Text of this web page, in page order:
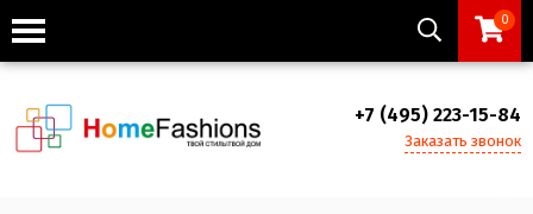
0
+7 (495) 223-15-84
Заказать звонок